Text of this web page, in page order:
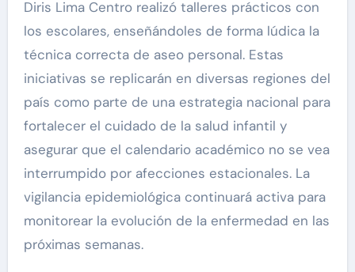
Diris Lima Centro realizó talleres prácticos con
los escolares, enseñándoles de forma lúdica la
técnica correcta de aseo personal. Estas
iniciativas se replicarán en diversas regiones del
país como parte de una estrategia nacional para
fortalecer el cuidado de la salud infantil y
asegurar que el calendario académico no se vea
interrumpido por afecciones estacionales. La
vigilancia epidemiológica continuará activa para
monitorear la evolución de la enfermedad en las
próximas semanas.